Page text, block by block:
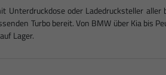
Unterdruckdose oder Ladedrucksteller
Turbo bereit. Von BMW über Kia bis
Lager.